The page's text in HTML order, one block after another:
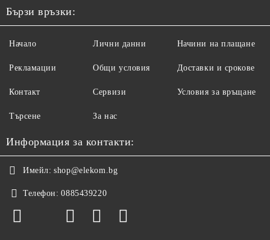
Бързи връзки:
Начало
Рекламации
Контакт
Търсене
Лични данни
Общи условия
Сервизи
За нас
Начини на плащане
Доставки и срокове
Условия за връщане
Информация за контакти:
Имейл: shop@elekom.bg
Телефон: 0885439220